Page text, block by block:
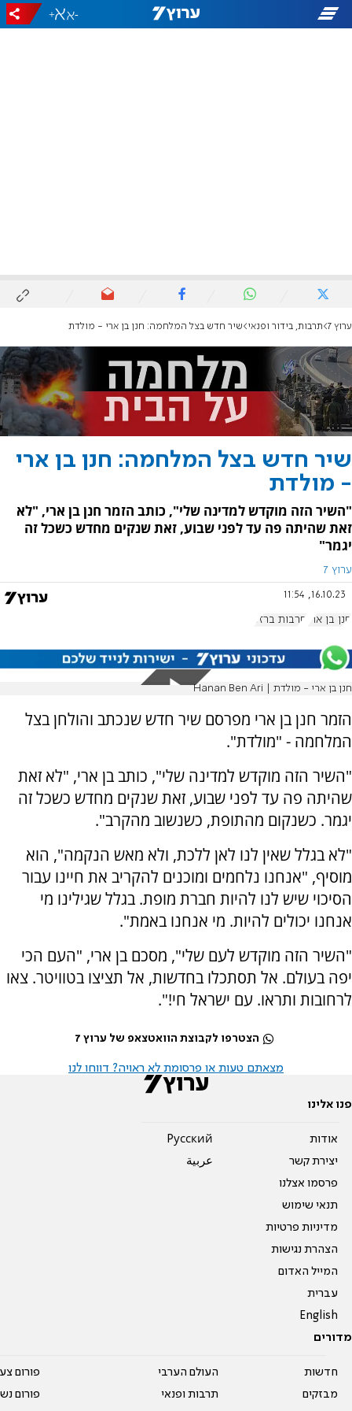
-
+
ערוץ 7 תרבות, בידור ופנאי שיר חדש בצל המלחמה: חנן בן ארי - מולדת
שיר חדש בצל המלחמה: חנן בן ארי
- מולדת
"השיר הזה מוקדש למדינה שלי", כותב הזמר חנן בן ארי, "לא
זאת שהיתה פה עד לפני שבוע, זאת שנקים מחדש כשכל זה
יגמר"
ערוץ 7
16.10.23, 11:54
חנן בן ארי חרבות ברזל
חנן בן ארי - מולדת | Hanan Ben Ari
הזמר חנן בן ארי מפרסם שיר חדש שנכתב והולחן בצל
המלחמה - "מולדת".
"השיר הזה מוקדש למדינה שלי", כותב בן ארי, "לא זאת
שהיתה פה עד לפני שבוע, זאת שנקים מחדש כשכל זה
יגמר. כשנקום מהתופת, כשנשוב מהקרב".
"לא בגלל שאין לנו לאן ללכת, ולא מאש הנקמה", הוא
מוסיף, "אנחנו נלחמים ומוכנים להקריב את חיינו עבור
הסיכוי שיש לנו להיות חברת מופת. בגלל שגילינו מי
אנחנו יכולים להיות. מי אנחנו באמת".
"השיר הזה מוקדש לעם שלי", מסכם בן ארי, "העם הכי
יפה בעולם. אל תסתכלו בחדשות, אל תציצו בטוויטר. צאו
לרחובות ותראו. עם ישראל חי!".
הצטרפו לקבוצת הוואטצאפ של ערוץ 7
מצאתם טעות או פרסומת לא ראויה? דווחו לנו
פנו אלינו
אודות
יצירת קשר
פרסמו אצלנו
תנאי שימוש
מדיניות פרטיות
הצהרת נגישות
המייל האדום
עברית
English
Pусский
عربية
מדורים
חדשות
מבזקים
העולם הערבי
תרבות ופנאי
פורום
פורום